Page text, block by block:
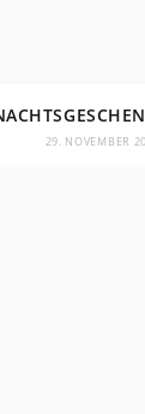
29. NOVEMBER